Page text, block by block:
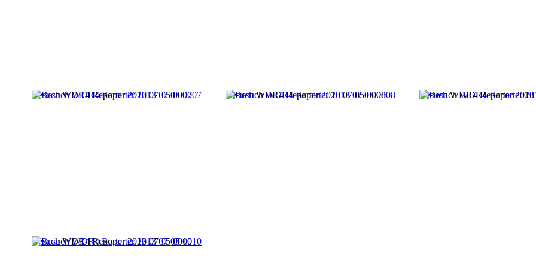
Besuch WDR4 Reporter 2013 07 05 0007 Besuch WDR4 Reporter 2013 07 05 0008 Besuch WDR4 Reporter
Besuch WDR4 Reporter 2013 07 05 0010